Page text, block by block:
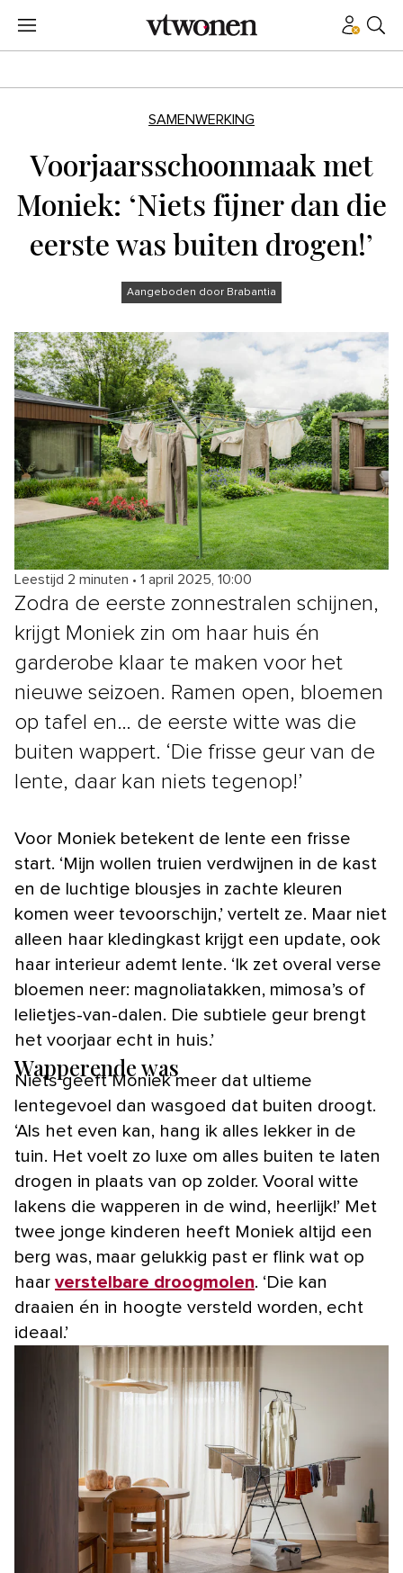
SAMENWERKING
Voorjaarsschoonmaak met
Moniek: ‘Niets fijner dan die
eerste was buiten drogen!’
Aangeboden door Brabantia
Leestijd 2 minuten • 1 april 2025, 10:00
Zodra de eerste zonnestralen schijnen,
krijgt Moniek zin om haar huis én
garderobe klaar te maken voor het
nieuwe seizoen. Ramen open, bloemen
op tafel en… de eerste witte was die
buiten wappert. ‘Die frisse geur van de
lente, daar kan niets tegenop!’
Voor Moniek betekent de lente een frisse
start. ‘Mijn wollen truien verdwijnen in de kast
en de luchtige blousjes in zachte kleuren
komen weer tevoorschijn,’ vertelt ze. Maar niet
alleen haar kledingkast krijgt een update, ook
haar interieur ademt lente. ‘Ik zet overal verse
bloemen neer: magnoliatakken, mimosa’s of
lelietjes-van-dalen. Die subtiele geur brengt
het voorjaar echt in huis.’
Wapperende was
Niets geeft Moniek meer dat ultieme
lentegevoel dan wasgoed dat buiten droogt.
‘Als het even kan, hang ik alles lekker in de
tuin. Het voelt zo luxe om alles buiten te laten
drogen in plaats van op zolder. Vooral witte
lakens die wapperen in de wind, heerlijk!’ Met
twee jonge kinderen heeft Moniek altijd een
berg was, maar gelukkig past er flink wat op
haar verstelbare droogmolen. ‘Die kan
draaien én in hoogte versteld worden, echt
ideaal.’